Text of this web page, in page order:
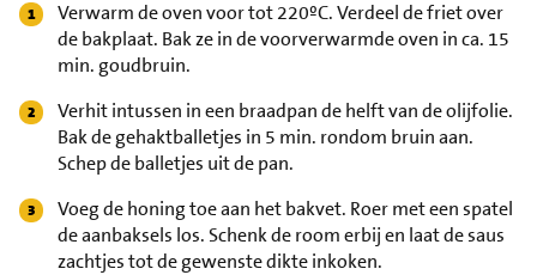
Verwarm de oven voor tot 220ºC. Verdeel de friet over
de bakplaat. Bak ze in de voorverwarmde oven in ca. 15
min. goudbruin.
Verhit intussen in een braadpan de helft van de olijfolie.
Bak de gehaktballetjes in 5 min. rondom bruin aan.
Schep de balletjes uit de pan.
Voeg de honing toe aan het bakvet. Roer met een spatel
de aanbaksels los. Schenk de room erbij en laat de saus
zachtjes tot de gewenste dikte inkoken.